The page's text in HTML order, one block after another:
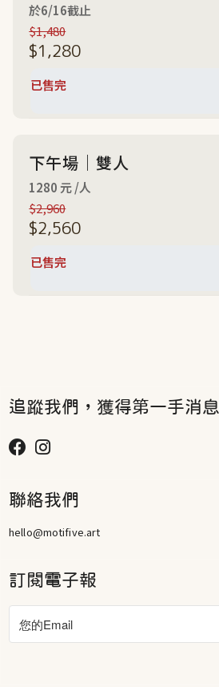
於6/16截止
$1,480
$1,280
下午場｜雙人
1280 元 /人
$2,960
$2,560
追蹤我們，獲得第一手消息
聯絡我們
hello@motifive.art
訂閱電子報